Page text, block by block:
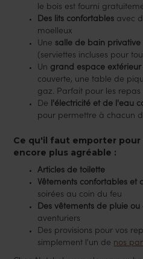
le bois est fourni
Des lits confortables avec
moelleux
Une salle de bain privative
(serviettes incluses pour
Un grand espace extérieur
couverte, une table de
gaz. Parfait pour les repas
De l'électricité et de l'eau
pour permettre à chacun
Ce qu'il faut emporter
encore plus agréable :
Articles de toilette
Vêtements confortables et
soirées au coin du feu
Des vêtements de pluie ou
aventuriers
Des provisions pour vos
simplement l'un de nos